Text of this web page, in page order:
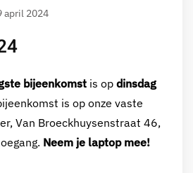
april 2024
bijeenkomst is op dinsdag
is op onze vaste
Van Broeckhuysenstraat 46,
Neem je laptop mee!